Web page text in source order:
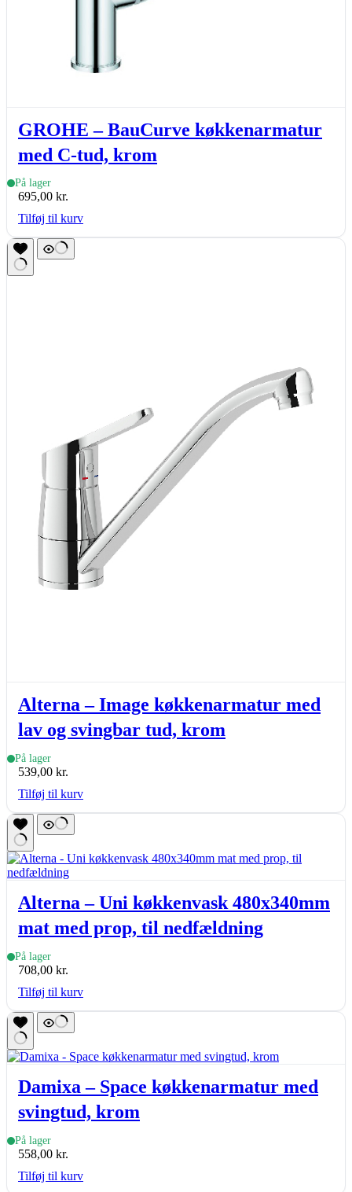
GROHE – BauCurve køkkenarmatur
med C-tud, krom
På lager
695,00 kr.
Tilføj til kurv
Alterna – Image køkkenarmatur med
lav og svingbar tud, krom
På lager
539,00 kr.
Tilføj til kurv
Alterna – Uni køkkenvask 480x340mm
mat med prop, til nedfældning
På lager
708,00 kr.
Tilføj til kurv
Damixa – Space køkkenarmatur med
svingtud, krom
På lager
558,00 kr.
Tilføj til kurv